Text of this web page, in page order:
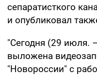
сепаратисткого
и опубликовал
"Сегодня (29 июля.
выложена
"Новороссии" с